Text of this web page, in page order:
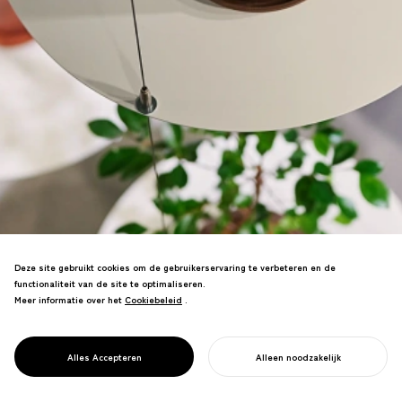
PROJECT
REN
kamerplanten die losgekoppeld zijn van
Deze site gebruikt cookies om de gebruikerservaring te verbeteren en de
functionaliteit van de site te optimaliseren.
Meer informatie over het Cookiebeleid
Cookiebeleid .
Alles Accepteren Alleen noodzakelijk